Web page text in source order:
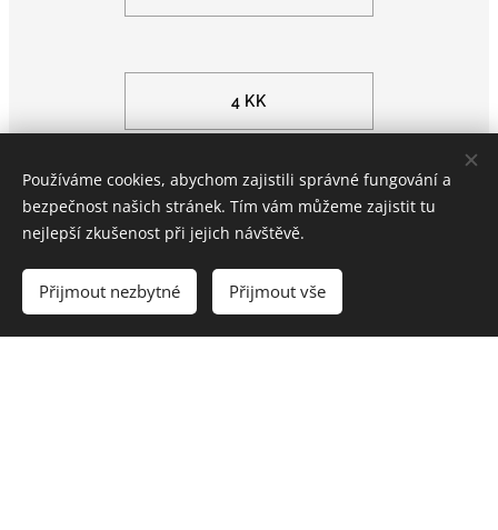
4 KK
5 KK
Používáme cookies, abychom zajistili správné fungování a
bezpečnost našich stránek. Tím vám můžeme zajistit tu
nejlepší zkušenost při jejich návštěvě.
Přijmout nezbytné Přijmout vše